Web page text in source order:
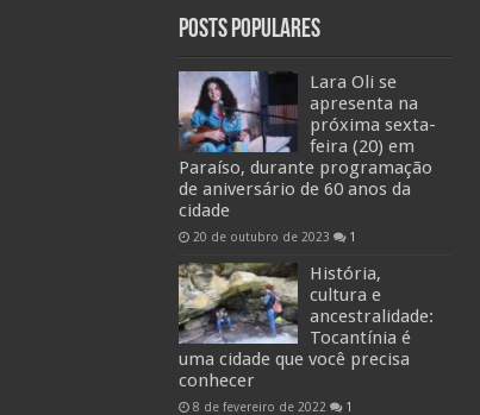
Posts Populares
Lara Oli se
apresenta na
próxima sexta-
feira (20) em
Paraíso, durante programação
de aniversário de 60 anos da
cidade
20 de outubro de 2023 1
História,
cultura e
ancestralidade:
Tocantínia é
uma cidade que você precisa
conhecer
8 de fevereiro de 2022 1